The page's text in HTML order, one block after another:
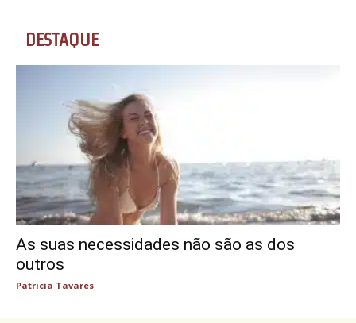
DESTAQUE
As suas necessidades não são as dos
outros
Patricia Tavares